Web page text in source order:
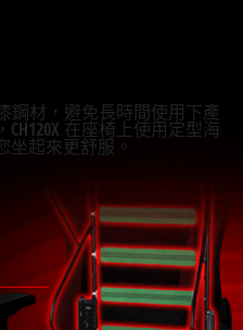
鋼材，避免長時間使用下產
在座椅上使用定型海
坐起來更舒服。